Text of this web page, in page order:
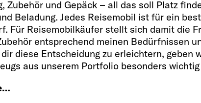
Zubehör und Gepäck – all das soll Platz
Beladung. Jedes Reisemobil ist für ein
Für Reisemobilkäufer stellt sich damit die
entsprechend meinen Bedürfnissen
diese Entscheidung zu erleichtern, geben
aus unserem Portfolio besonders